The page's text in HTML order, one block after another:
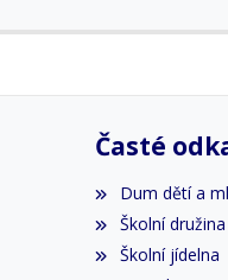
Časté
Dum dětí a
Školní družina
Školní jídelna